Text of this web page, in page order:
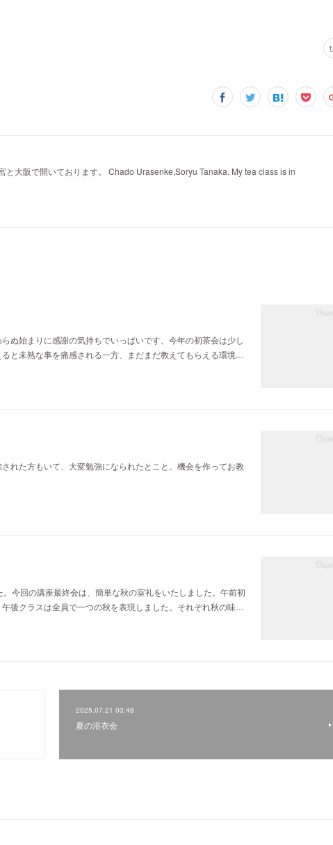
大阪で開いております。 Chado Urasenke,Soryu Tanaka. My tea class is in
ぬ始まりに感謝の気持ちでいっぱいです。今年の初茶会は少し
と未熟な事を痛感される一方、まだまだ教えてもらえる環境…
れた方もいて、大変勉強になられたとこと。機会を作ってお教
今回の講座最終会は、簡単な秋の室礼をいたしました。午前初
後クラスは全員で一つの秋を表現しました。それぞれ秋の味…
2025.07.21 03:48
夏の浴衣会